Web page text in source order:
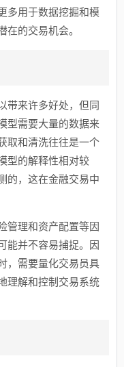
多用于数据挖掘和模
在的交易机会。
带来许多好处，但同
型需要大量的数据来
取和清洗往往是一个
型的解释性相对较
的，这在金融交易中
管理和资产配置等因
能并不容易捕捉。因
，需要量化交易员具
理解和控制交易系统